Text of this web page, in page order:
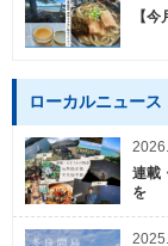
【
ローカルニュース
連載
を